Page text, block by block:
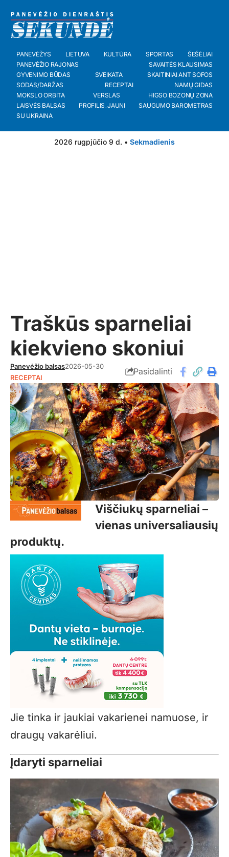
PANEVĖŽYS LIETUVA KULTŪRA SPORTAS
ŠEŠĖLIAI
PANEVĖŽIO RAJONAS
SAVAITĖS KLAUSIMAS
GYVENIMO BŪDAS
SVEIKATA
SKAITINIAI ANT SOFOS
SODAS/DARŽAS
RECEPTAI
NAMŲ GIDAS
MOKSLO ORBITA
VERSLAS
HIGSO BOZONŲ ZONA
LAISVĖS BALSAS
PROFILIS_JAUNI
SAUGUMO BAROMETRAS
SU UKRAINA
2026 rugpjūčio 9 d. • Sekmadienis
Traškūs sparneliai
kiekvieno skoniui
Panevėžio balsas2026-05-30
RECEPTAI
Pasidalinti
Viščiukų sparneliai –
vienas universaliausių
produktų.
Jie tinka ir jaukiai vakarienei namuose, ir
draugų vakarėliui.
Įdaryti sparneliai